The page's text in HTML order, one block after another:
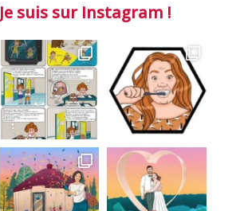
Je suis sur Instagram !